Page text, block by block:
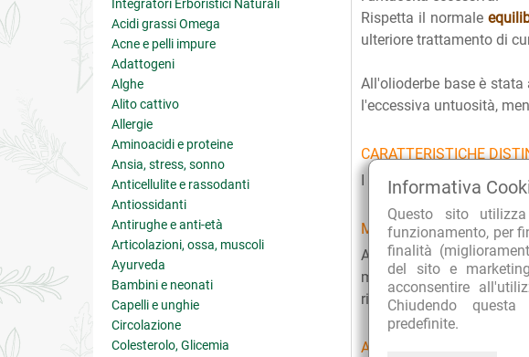
Informativa
Questo sito
funzionamento, per
finalità
del sito e
acconsentire
Chiudendo
predefinite.
Integratori Erboristici Naturali
Acidi grassi Omega
Acne e pelli impure
Adattogeni
Alghe
Alito cattivo
Allergie
Aminoacidi e proteine
Ansia, stress, sonno
Anticellulite e rassodanti
Antiossidanti
Antirughe e anti-età
Articolazioni, ossa, muscoli
Ayurveda
Bambini e neonati
Capelli e unghie
Circolazione
Colesterolo, Glicemia
Rispetta il normale
ulteriore trattamento di
All'olioderbe base è stata
l'eccessiva untuosità,
CARATTERISTICHE
I prodotti Derbe non
MODALITÀ D'USO
Applicare sulla cute e i
massaggiando con le
risciacquare
AVVERTENZE